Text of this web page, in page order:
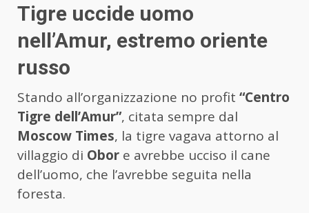
Tigre uccide uomo
nell’Amur, estremo oriente
russo
Stando all’organizzazione no profit “Centro
Tigre dell’Amur”, citata sempre dal
Moscow Times, la tigre vagava attorno al
villaggio di Obor e avrebbe ucciso il cane
dell’uomo, che l’avrebbe seguita nella
foresta.